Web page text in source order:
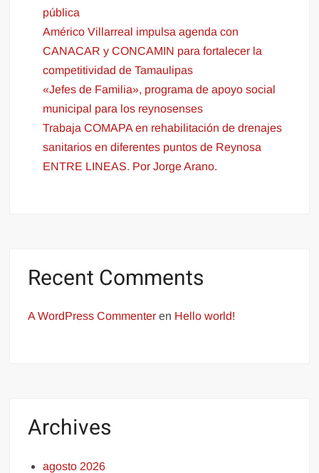
pública
Américo Villarreal impulsa agenda con
CANACAR y CONCAMIN para fortalecer la
competitividad de Tamaulipas
«Jefes de Familia», programa de apoyo social
municipal para los reynosenses
Trabaja COMAPA en rehabilitación de drenajes
sanitarios en diferentes puntos de Reynosa
ENTRE LINEAS. Por Jorge Arano.
Recent Comments
A WordPress Commenter en Hello world!
Archives
agosto 2026